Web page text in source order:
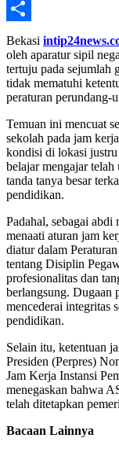
Telegram
Share
Bekasi
oleh aparatur sipil
tertuju pada
tidak mematuhi
peraturan perundang-
Temuan ini mencuat
sekolah pada jam
kondisi di lokasi
belajar mengajar
tanda tanya besar
pendidikan.
Padahal, sebagai
menaati aturan jam
diatur dalam
tentang Disiplin
profesionalitas dan
berlangsung. Dugaan
mencederai integritas
pendidikan.
Selain itu, ketentuan
Presiden (Perpres)
Jam Kerja Instansi
menegaskan bahwa
telah ditetapkan
Bacaan Lainnya